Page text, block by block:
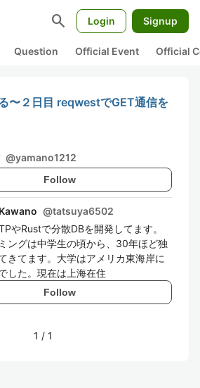
search Login Signup
Question Official Event Official
〜２日目 reqwestでGET通信を
@yamano1212
Follow
@tatsuya6502
やRustで分散DBを開発してます。
ングは中学生の頃から、30年ほど独
きてます。大学はアメリカ東海岸に
した。現在は上海在住
Follow
1 / 1